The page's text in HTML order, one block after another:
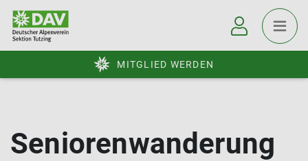
MITGLIED WERDEN
Seniorenwanderung